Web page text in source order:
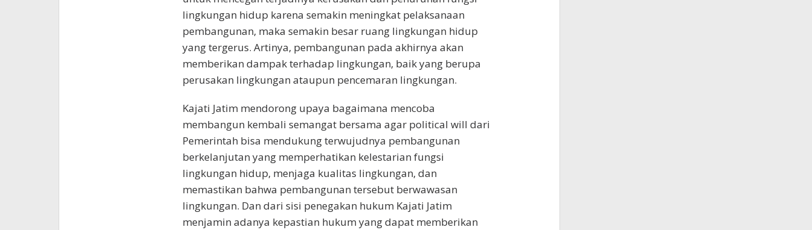
lingkungan hidup karena semakin meningkat pelaksanaan
pembangunan, maka semakin besar ruang lingkungan hidup
yang tergerus. Artinya, pembangunan pada akhirnya akan
memberikan dampak terhadap lingkungan, baik yang berupa
perusakan lingkungan ataupun pencemaran lingkungan.
Kajati Jatim mendorong upaya bagaimana mencoba
membangun kembali semangat bersama agar political will dari
Pemerintah bisa mendukung terwujudnya pembangunan
berkelanjutan yang memperhatikan kelestarian fungsi
lingkungan hidup, menjaga kualitas lingkungan, dan
memastikan bahwa pembangunan tersebut berwawasan
lingkungan. Dan dari sisi penegakan hukum Kajati Jatim
menjamin adanya kepastian hukum yang dapat memberikan